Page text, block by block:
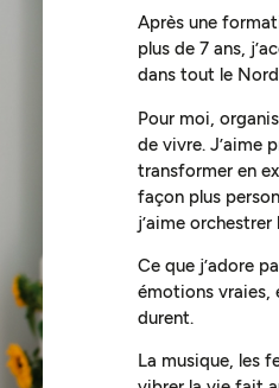
Après une
plus de 7 ans,
dans tout le
Pour moi,
de vivre. J’aime
transformer en
façon plus
j’aime
Ce que j’adore
émotions vraies,
durent.
La musique, les